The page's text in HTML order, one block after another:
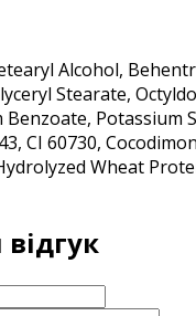
Alcohol,
Stearate,
Benzoate, Potassium
CI 60730,
Wheat